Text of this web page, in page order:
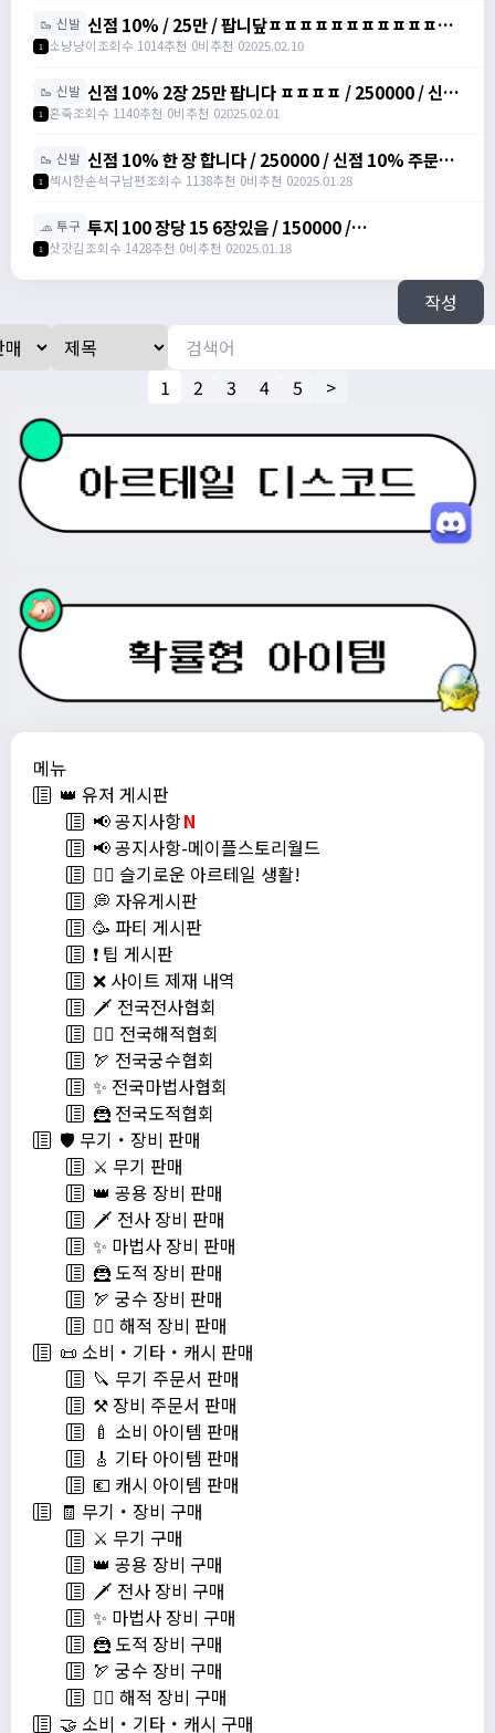
메뉴
👑 유저 게시판
📢 공지사항N
📢 공지사항-메이플스토리월드
💁‍♂ 슬기로운 아르테일 생활!
💭 자유게시판
🥳 파티 게시판
❗️ 팁 게시판
❌ 사이트 제재 내역
🗡️ 전국전사협회
🏴‍☠️ 전국해적협회
🏹 전국궁수협회
✨ 전국마법사협회
🦹 전국도적협회
🛡️ 무기・장비 판매
⚔️ 무기 판매
👑 공용 장비 판매
🗡️ 전사 장비 판매
✨ 마법사 장비 판매
🦹 도적 장비 판매
🏹 궁수 장비 판매
🏴‍☠️ 해적 장비 판매
📜 소비・기타・캐시 판매
🔪 무기 주문서 판매
⚒️ 장비 주문서 판매
🍼 소비 아이템 판매
🎸 기타 아이템 판매
💶 캐시 아이템 판매
🧾 무기・장비 구매
⚔️ 무기 구매
👑 공용 장비 구매
🗡️ 전사 장비 구매
✨ 마법사 장비 구매
🦹 도적 장비 구매
🏹 궁수 장비 구매
🏴‍☠️ 해적 장비 구매
🤝 소비・기타・캐시 구매
🥾 신발 신점 10% / 25만 / 팝니닾ㅍㅍㅍㅍㅍㅍㅍㅍㅍㅍㅍㅍ
/ https://open.kakao.com/o/sbuYXofh
1 소냥냥이조회수 1014추천 0비추천 02025.02.10
🥾 신발 신점 10% 2장 25만 팝니다 ㅍㅍㅍㅍ / 250000 / 신발
점프 주문서 10%, 총 2장 /
1 혼죽조회수 1140추천 0비추천 02025.02.01
🥾 신발 신점 10% 한 장 합니다 / 250000 / 신점 10% 주문서
팝니다 / https://open.kakao.com/o/srgUnZch
1 섹시한손석구남편조회수 1138추천 0비추천 02025.01.28
🧢 투구 투지 100 장당 15 6장있음 / 150000 /
https://open.kakao.com/o/szVItdbh
1 삿갓김조회수 1428추천 0비추천 02025.01.18
작성
1 2 3 4 5 >